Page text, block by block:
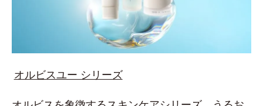
オルビスユー シリーズ